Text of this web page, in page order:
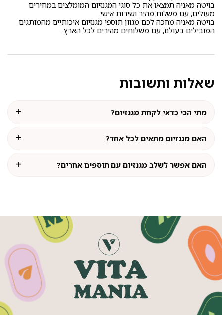
בויטה מאניה תמצאו את כל סוגי המגנזיום המומלצים במחירים
מעולים, עם משלוח מהיר ושירות אישי.
בויטה מאניה מחכה לכם מגוון תוספי מגנזיום איכותיים מהמותגים
המובילים בעולם, עם משלוחים מהירים לכל הארץ.
שאלות ותשובות
מתי הכי כדאי לקחת מגנזיום?
האם מגנזיום מתאים לכל אחד?
האם אפשר לשלב מגנזיום עם תוספים אחרים?